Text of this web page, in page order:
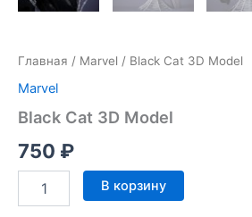
Главная / Marvel / Black Cat 3D Model
Marvel
Black Cat 3D Model
750 ₽
Количество
товара
В корзину